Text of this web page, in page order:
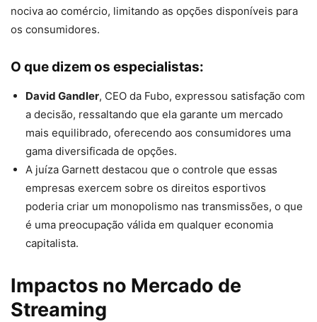
nociva ao comércio, limitando as opções disponíveis para
os consumidores.
O que dizem os especialistas:
David Gandler, CEO da Fubo, expressou satisfação com
a decisão, ressaltando que ela garante um mercado
mais equilibrado, oferecendo aos consumidores uma
gama diversificada de opções.
A juíza Garnett destacou que o controle que essas
empresas exercem sobre os direitos esportivos
poderia criar um monopolismo nas transmissões, o que
é uma preocupação válida em qualquer economia
capitalista.
Impactos no Mercado de
Streaming